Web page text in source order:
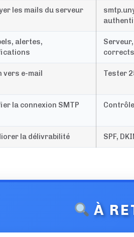
les mails du serveur
alertes,
corrects
vers e-mail Tester
la connexion SMTP
la délivrabilité SPF,
À